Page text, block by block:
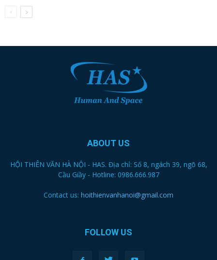
ABOUT US
HỘI THIÊN VĂN HÀ NỘI - HAS. Địa chỉ: Số 8, ngách 39, ngõ 68,
Cầu Giầy - Hotline: 0986.666.987
Contact us: hoithienvanhanoi@gmail.com
FOLLOW US